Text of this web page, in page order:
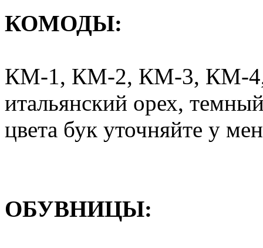
КОМОДЫ:
КМ-1, КМ-2, КМ-3, КМ-4,
итальянский орех,
цвета бук уточняйте у
ОБУВНИЦЫ: